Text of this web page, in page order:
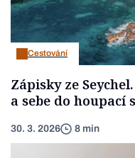
Cestování
Zápisky ze
a sebe do houpací
30. 3. 2026 8 min